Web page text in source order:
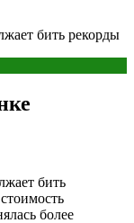
бить рекорды
бить
более